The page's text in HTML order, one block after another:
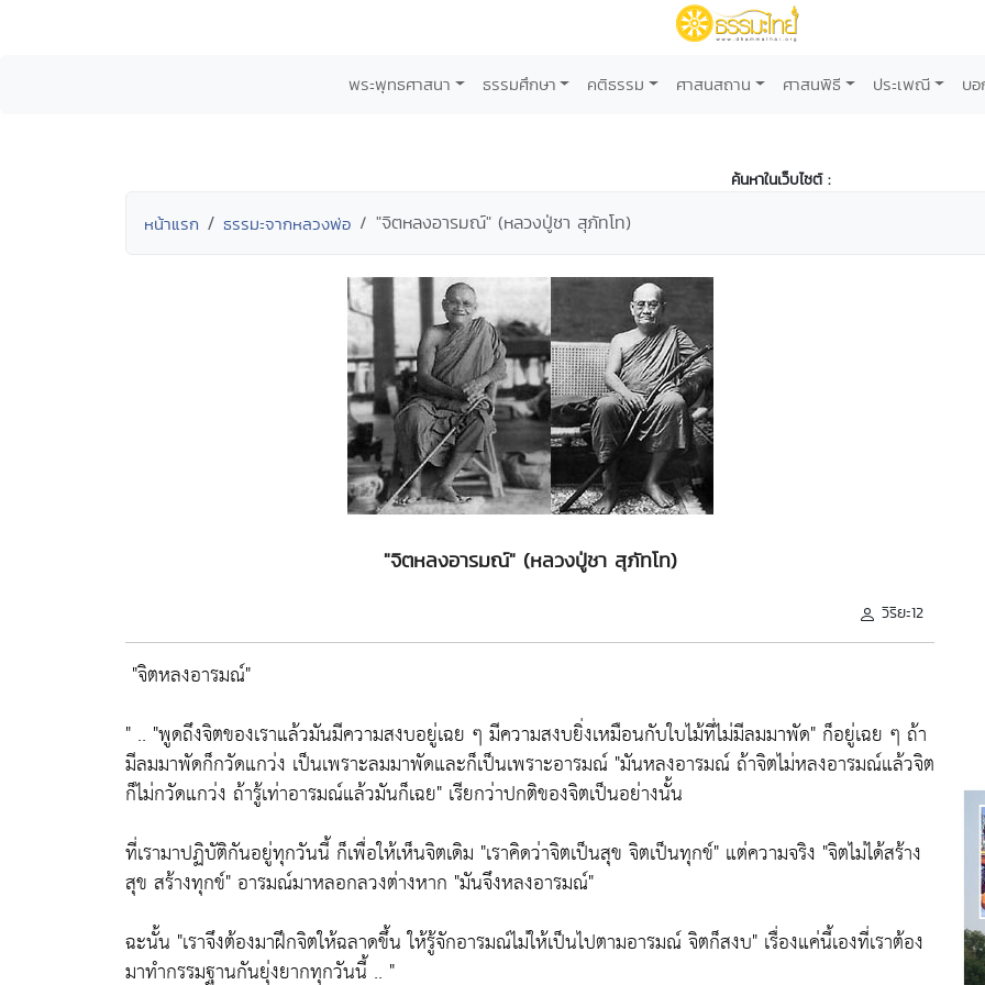
พระพุทธศาสนา ธรรมศึกษา คติธรรม ศาสนสถาน ศาสนพิธี ประเพณี บ
ค้นหาในเว็บไซต์ :
หน้าแรก ธรรมะจากหลวงพ่อ "จิตหลงอารมณ์" (หลวงปู่ชา สุภัทโท)
"จิตหลงอารมณ์" (หลวงปู่ชา สุภัทโท)
วิริยะ12
"จิตหลงอารมณ์"
" .. "พูดถึงจิตของเราแล้วมันมีความสงบอยู่เฉย ๆ มีความสงบยิ่งเหมือนกับใบไม้ที่ไม่มีลมมาพัด" ก็อยู่เฉย ๆ ถ้า
มีลมมาพัดก็กวัดแกว่ง เป็นเพราะลมมาพัดและก็เป็นเพราะอารมณ์ "มันหลงอารมณ์ ถ้าจิตไม่หลงอารมณ์แล้วจิต
ก็ไม่กวัดแกว่ง ถ้ารู้เท่าอารมณ์แล้วมันก็เฉย" เรียกว่าปกติของจิตเป็นอย่างนั้น
ที่เรามาปฏิบัติกันอยู่ทุกวันนี้ ก็เพื่อให้เห็นจิตเดิม "เราคิดว่าจิตเป็นสุข จิตเป็นทุกข์" แต่ความจริง "จิตไม่ได้สร้าง
สุข สร้างทุกข์"อารมณ์มาหลอกลวงต่างหาก "มันจึงหลงอารมณ์"
ฉะนั้น "เราจึงต้องมาฝึกจิตให้ฉลาดขึ้น ให้รู้จักอารมณ์ไม่ให้เป็นไปตามอารมณ์ จิตก็สงบ" เรื่องแค่นี้เองที่เราต้อง
มาทำกรรมฐานกันยุ่งยากทุกวันนี้ .. "